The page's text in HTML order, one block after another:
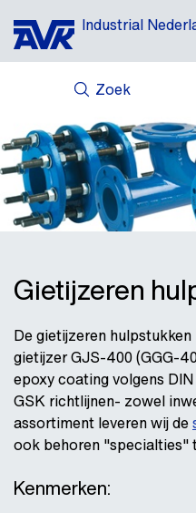
Industrial
Zoek
NIEUWS
DOWNLOADS
CASE STORIES
CONTACT
Gietijzeren
De gietijzeren
gietijzer GJS-400 (GGG-
epoxy coating volgens
GSK richtlijnen- zowel
assortiment leveren wij de
ook behoren
Kenmerken: